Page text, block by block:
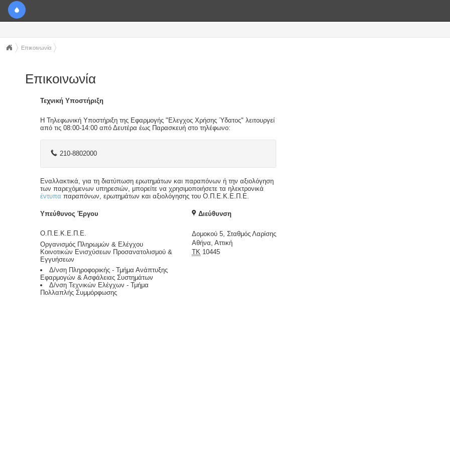
Επικοινωνία
Επικοινωνία
Τεχνική Υποστήριξη
Η Τηλεφωνική Υποστήριξη της Εφαρμογής "Ελεγχος Χρήσης Ύδατος" λειτουργεί
από τις 08:00-14:00 από Δευτέρα έως Παρασκευή στο τηλέφωνο:
210-8802000
Εναλλακτικά, για τη διατύπωση ερωτημάτων και παραπόνων ή την αξιολόγηση
των παρεχόμενων υπηρεσιών, μπορείτε να χρησιμοποιήσετε τα ηλεκτρονικά
έντυπα παραπόνων, ερωτημάτων και αξιολόγησης του Ο.Π.Ε.Κ.Ε.Π.Ε.
Διεύθυνση
Δομοκού 5, Σταθμός Λαρίσης
Αθήνα, Αττική
ΤΚ 10445
Υπεύθυνος Έργου
Ο.Π.Ε.Κ.Ε.Π.Ε.
Οργανισμός Πληρωμών & Ελέγχου
Κοινοτικών Ενισχύσεων Προσανατολισμού &
Εγγυήσεων
Δ/νση Πληροφορικής - Τμήμα Ανάπτυξης
Εφαρμογών & Ασφάλειας Συστημάτων
Δ/νση Τεχνικών Ελέγχων - Τμήμα
Πολλαπλής Συμμόρφωσης